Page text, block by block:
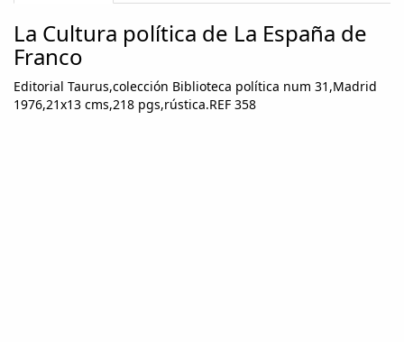
La Cultura política de La España de
Franco
Editorial Taurus,colección Biblioteca política num 31,Madrid
1976,21x13 cms,218 pgs,rústica.REF 358